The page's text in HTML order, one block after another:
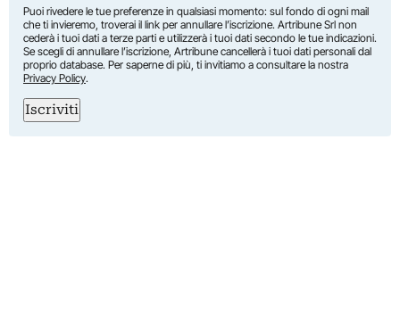
Puoi rivedere le tue preferenze in qualsiasi momento: sul fondo di ogni mail
che ti invieremo, troverai il link per annullare l’iscrizione. Artribune Srl non
cederà i tuoi dati a terze parti e utilizzerà i tuoi dati secondo le tue indicazioni.
Se scegli di annullare l’iscrizione, Artribune cancellerà i tuoi dati personali dal
proprio database. Per saperne di più, ti invitiamo a consultare la nostra
Privacy Policy.
Iscriviti